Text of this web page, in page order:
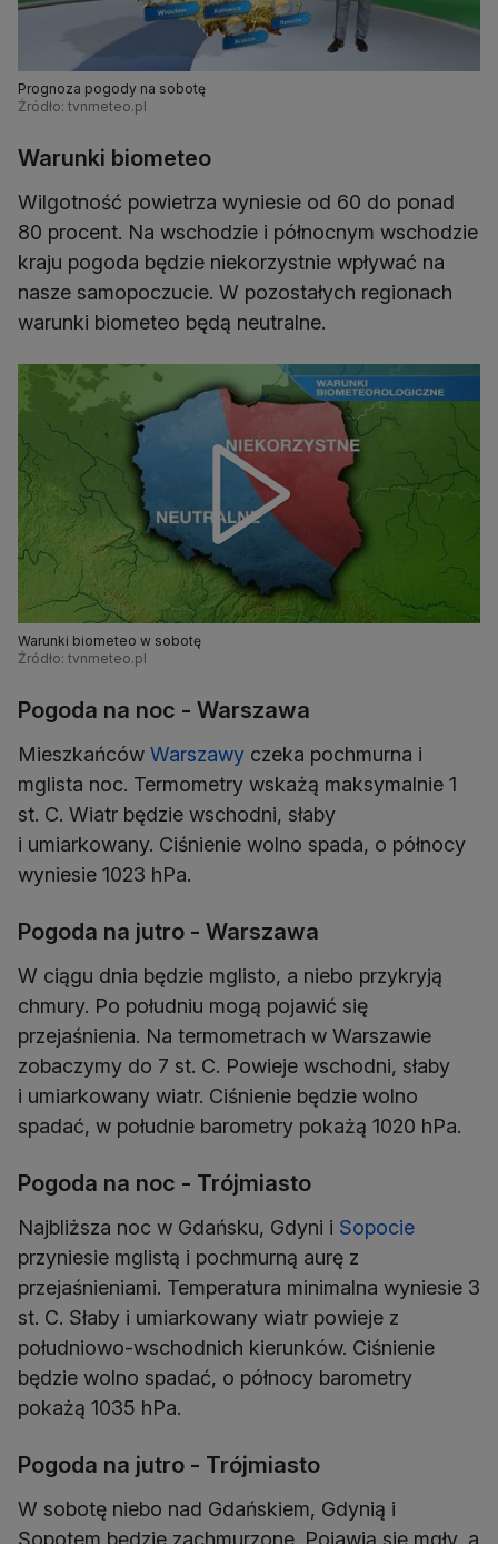
Prognoza pogody na sobotę
Źródło: tvnmeteo.pl
Warunki biometeo
Wilgotność powietrza wyniesie od 60 do ponad
80 procent. Na wschodzie i północnym wschodzie
kraju pogoda będzie niekorzystnie wpływać na
nasze samopoczucie. W pozostałych regionach
warunki biometeo będą neutralne.
Warunki biometeo w sobotę
Źródło: tvnmeteo.pl
Pogoda na noc - Warszawa
Mieszkańców Warszawy czeka pochmurna i
mglista noc. Termometry wskażą maksymalnie 1
st. C. Wiatr będzie wschodni, słaby
i umiarkowany. Ciśnienie wolno spada, o północy
wyniesie 1023 hPa.
Pogoda na jutro - Warszawa
W ciągu dnia będzie mglisto, a niebo przykryją
chmury. Po południu mogą pojawić się
przejaśnienia. Na termometrach w Warszawie
zobaczymy do 7 st. C. Powieje wschodni, słaby
i umiarkowany wiatr. Ciśnienie będzie wolno
spadać, w południe barometry pokażą 1020 hPa.
Pogoda na noc - Trójmiasto
Najbliższa noc w Gdańsku, Gdyni i Sopocie
przyniesie mglistą i pochmurną aurę z
przejaśnieniami. Temperatura minimalna wyniesie 3
st. C. Słaby i umiarkowany wiatr powieje z
południowo-wschodnich kierunków. Ciśnienie
będzie wolno spadać, o północy barometry
pokażą 1035 hPa.
Pogoda na jutro - Trójmiasto
W sobotę niebo nad Gdańskiem, Gdynią i